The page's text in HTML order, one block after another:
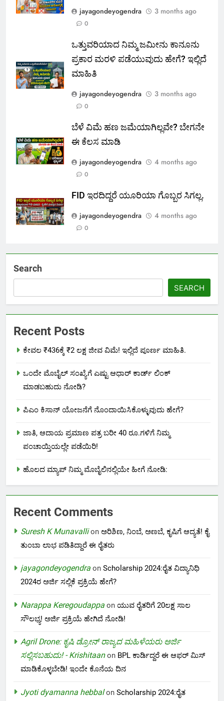
jayagondeyogendra 3 months ago
0
ಒತ್ತುವರಿಯಾದ ನಿಮ್ಮ ಜಮೀನು ಕಾನೂನು
ಪ್ರಕಾರ ಮರಳಿ ಪಡೆಯುವುದು ಹೇಗೆ? ಇಲ್ಲಿದೆ
ಮಾಹಿತಿ
jayagondeyogendra
3 months ago
0
ಬೆಳೆ ವಿಮೆ ಹಣ ಜಮೆಯಾಗಿಲ್ಲವೇ? ಬೇಗನೇ
ಈ ಕೆಲಸ ಮಾಡಿ
jayagondeyogendra
4 months ago
0
FID ಇರದಿದ್ದರೆ ಯೂರಿಯಾ ಗೊಬ್ಬರ ಸಿಗಲ್ಲ.
jayagondeyogendra
4 months ago
0
Search
SEARCH
Recent Posts
ಕೇವಲ ₹436ಕ್ಕೆ ₹2 ಲಕ್ಷ ಜೀವ ವಿಮೆ! ಇಲ್ಲಿದೆ ಪೂರ್ಣ ಮಾಹಿತಿ.
ಒಂದೇ ಮೊಬೈಲ್ ಸಂಖ್ಯೆಗೆ ಎಷ್ಟು ಆಧಾರ್ ಕಾರ್ಡ್ ಲಿಂಕ್
ಮಾಡಬಹುದು ನೋಡಿ?
ಪಿಎಂ ಕಿಸಾನ್ ಯೋಜನೆಗೆ ನೊಂದಾಯಿಸಿಕೊಳ್ಳುವುದು ಹೇಗೆ?
ಜಾತಿ, ಆದಾಯ ಪ್ರಮಾಣ ಪತ್ರ ಬರೀ 40 ರೂ.ಗಳಿಗೆ ನಿಮ್ಮ
ಪಂಚಾಯ್ತಿಯಲ್ಲೇ ಪಡೆಯಿರಿ!
ಹೊಲದ ಮ್ಯಾಪ್ ನಿಮ್ಮ ಮೊಬೈಲಿನಲ್ಲಿಯೇ ಹೀಗೆ ನೋಡಿ:
Recent Comments
Suresh K Munavallion ಅರಿಶಿಣ, ನಿಂಬೆ, ಅಣಬೆ, ಕೃಷಿಗೆ ಆದ್ಯತೆ! ಕೈ
ತುಂಬಾ ಲಾಭ ಪಡಿತಿದ್ದಾರೆ ಈ ರೈತರು
jayagondeyogendra on Scholarship 2024:ರೈತ ವಿದ್ಯಾನಿಧಿ
2024ರ ಅರ್ಜಿ ಸಲ್ಲಿಕೆ ಪ್ರಕ್ರಿಯೆ ಹೇಗೆ?
Narappa Keregoudappa on ಯುವ ರೈತರಿಗೆ 20ಲಕ್ಷ ಸಾಲ
ಸೌಲಭ್ಯ! ಅರ್ಜಿ ಪ್ರಕ್ರಿಯೆ ಹೇಗಿದೆ ನೋಡಿ!
Agril Drone: ಕೃಷಿ ಡ್ರೋನ್ ರಾಜ್ಯದ ಮಹಿಳೆಯರು ಅರ್ಜಿ
ಸಲ್ಲಿಸಬಹುದು! - Krishitaanon BPL ಕಾರ್ಡಿದ್ದರೆ ಈ ಆಫರ್ ಮಿಸ್
ಮಾಡಿಕೊಳ್ಳಬೇಡಿ! ಇಂದೇ ಕೊನೆಯ ದಿನ
Jyoti dyamanna hebbalon Scholarship 2024:ರೈತ